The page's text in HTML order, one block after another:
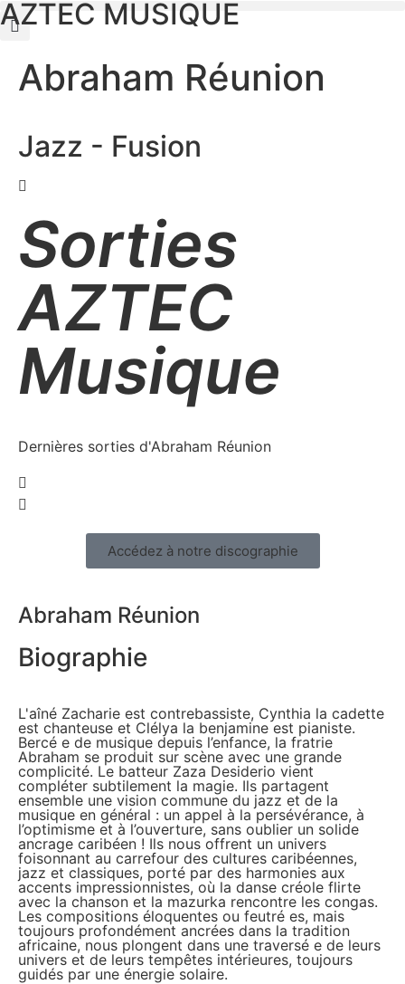
AZTEC MUSIQUE
Abraham Réunion
Jazz - Fusion
Sorties
AZTEC
Musique
Dernières sorties d'Abraham Réunion
Accédez à notre discographie
Abraham Réunion
Biographie
L'aı̂né Zacharie est contrebassiste, Cynthia la cadette
est chanteuse et Clélya la benjamine est pianiste.
Bercé e de musique depuis l’enfance, la fratrie
Abraham se produit sur scène avec une grande
complicité. Le batteur Zaza Desiderio vient
compléter subtilement la magie. Ils partagent
ensemble une vision commune du jazz et de la
musique en général : un appel à la persévérance, à
l’optimisme et à l’ouverture, sans oublier un solide
ancrage caribéen ! Ils nous offrent un univers
foisonnant au carrefour des cultures caribéennes,
jazz et classiques, porté par des harmonies aux
accents impressionnistes, où la danse créole flirte
avec la chanson et la mazurka rencontre les congas.
Les compositions éloquentes ou feutré es, mais
toujours profondément ancrées dans la tradition
africaine, nous plongent dans une traversé e de leurs
univers et de leurs tempêtes intérieures, toujours
guidés par une énergie solaire.